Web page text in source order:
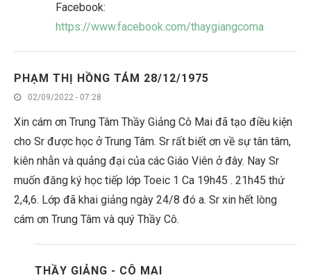
Facebook:
https://www.facebook.com/thaygiangcoma
PHẠM THỊ HỒNG TÁM 28/12/1975
02/09/2022 - 07:28
Xin cám ơn Trung Tâm Thầy Giảng Cô Mai đã tạo điều kiện
cho Sr được học ở Trung Tâm. Sr rất biết ơn về sự tân tâm,
kiên nhẫn và quảng đại của các Giáo Viên ở đây. Nay Sr
muốn đăng ký học tiếp lớp Toeic 1 Ca 19h45 . 21h45 thứ
2,4,6. Lớp đã khai giảng ngày 24/8 đó a. Sr xin hết lòng
cám ơn Trung Tâm và quý Thầy Cô.
THẦY GIẢNG - CÔ MAI